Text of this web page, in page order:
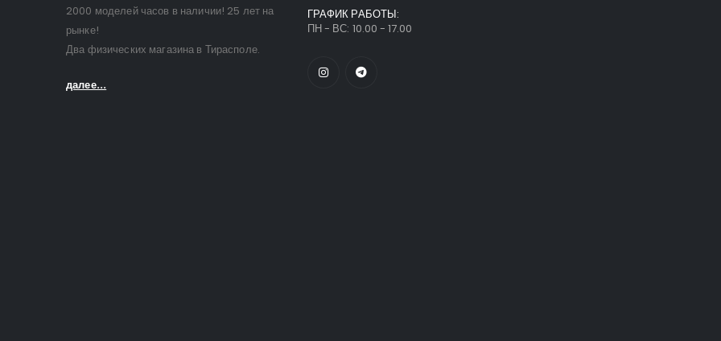
2000 моделей часов в наличии! 25 лет на
рынке!
Два физических магазина в Тирасполе.
далее...
ГРАФИК РАБОТЫ:
ПН - ВС: 10.00 - 17.00